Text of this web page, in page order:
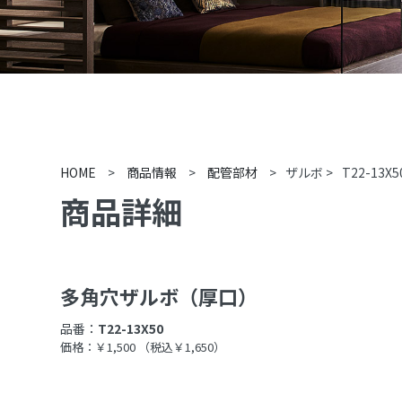
HOME > 商品情報 > 配管部材 > ザルボ > T22-
商品詳細
多角穴ザルボ（厚口）
品番： T22-13X50
価格：￥1,500 （税込￥1,650）